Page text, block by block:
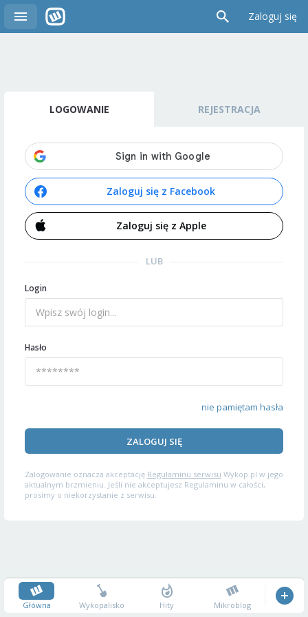
Zaloguj się
LOGOWANIE REJESTRACJA
Zaloguj się z Facebook
Zaloguj się z Apple
LUB
Login
Hasło
nie pamiętam hasła
ZALOGUJ SIĘ
Zalogowanie oznacza akceptację Regulaminu serwisu Wykop.pl w jego
aktualnym brzmieniu. Jeśli nie akceptujesz Regulaminu w całości,
prosimy o niekorzystanie z serwisu.
Główna Wykopalisko Hity Mikroblog